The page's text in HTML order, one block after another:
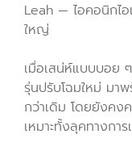
Leah — ไอคอนิกไ
ใหญ่
เมื่อเสน่ห์แบบบอย
รุ่นปรับโฉมใหม่ ม
กว่าเดิม โดยยังคง
เหมาะทั้งลุคทางกา